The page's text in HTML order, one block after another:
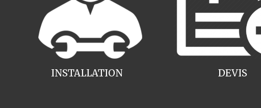
INSTALLATION DEVIS